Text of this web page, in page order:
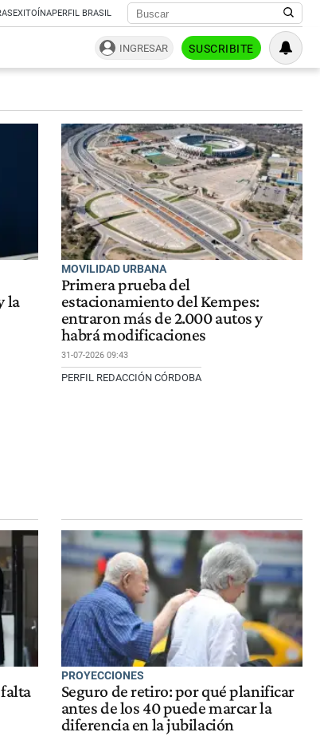
EXITOÍNAPERFIL BRASIL
INGRESAR SUSCRIBITE
la
MOVILIDAD URBANA
Primera prueba del
estacionamiento del Kempes:
entraron más de 2.000 autos y
habrá modificaciones
31-07-2026 09:43
PERFIL REDACCIÓN CÓRDOBA
PROYECCIONES
Seguro de retiro: por qué planificar
antes de los 40 puede marcar la
diferencia en la jubilación